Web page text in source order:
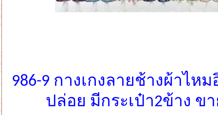
986-9 กางเกงลายช้างผ้าไห
ปล่อย มีกระเป๋า2ข้าง ข